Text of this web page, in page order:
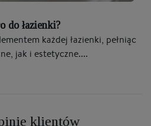
do łazienki?
każdej łazienki, pełniąc
jak i estetyczne....
klientów